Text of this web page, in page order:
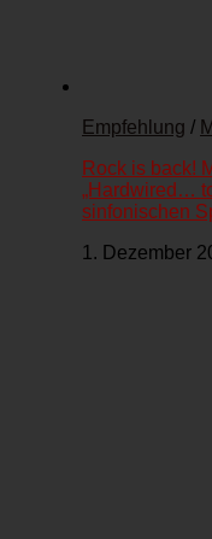
Empfehlung /
Rock is back!
„Hardwired…
sinfonischen
1. Dezember